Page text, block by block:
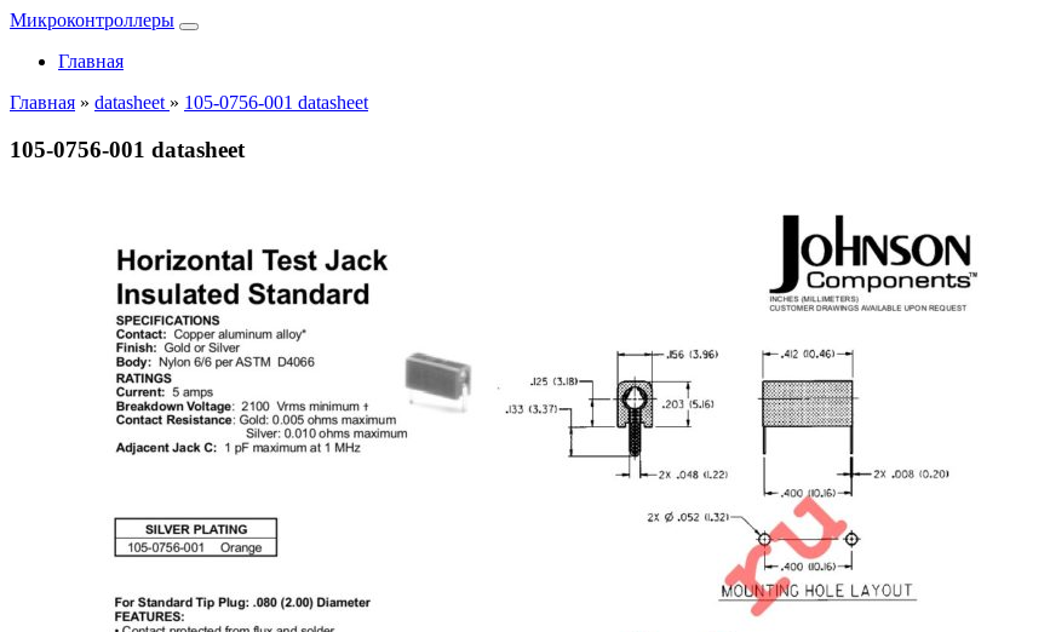
Микроконтроллеры
Главная
Главная » datasheet » 105-0756-001 datasheet
105-0756-001 datasheet